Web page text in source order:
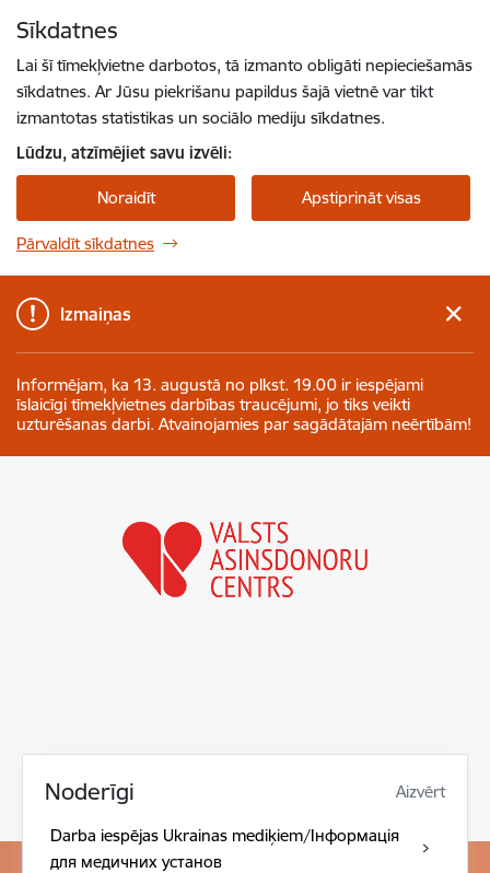
Sīkdatnes
Lai šī tīmekļvietne darbotos, tā izmanto obligāti nepieciešamās
sīkdatnes. Ar Jūsu piekrišanu papildus šajā vietnē var tikt
izmantotas statistikas un sociālo mediju sīkdatnes.
Lūdzu, atzīmējiet savu izvēli:
Noraidīt Apstiprināt visas
Pārvaldīt sīkdatnes
Izmaiņas
Informējam, ka 13. augustā no plkst. 19.00 ir iespējami
īslaicīgi tīmekļvietnes darbības traucējumi, jo tiks veikti
uzturēšanas darbi. Atvainojamies par sagādātajām neērtībām!
Noderīgi Aizvērt
Darba iespējas Ukrainas mediķiem/Інформація
для медичних установ